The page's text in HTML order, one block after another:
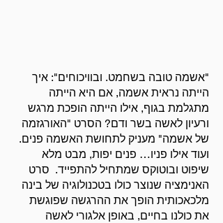
"אשמה טובה בשחמט. ובוויכוחים": איך
הייתה נראית אשמה, אם היא הייתה
מתגלמת בגוף, אילו הייתה הופכת מרגש
ורעיון לאשה בשר ודם? הסרט "האורגזמה
של אשמה" מעניק לתחושת האשמה פנים.
ועוד אילו פניו… פנים יפות, מבט מלא
שיפוט ובוטוקס שמתחיל להתפייד. סרט
האנימציה שנוצר כולו בטכנולוגיה של בינה
מלכאכותית הופך את ההרגשה שפוגשת
את כולנו בחיים, באופן אלגורי לאשה